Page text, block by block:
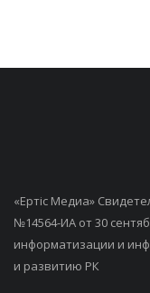
«Ертiс Медиа»
№14564-ИА от 30
информатизации и
и развитию РК